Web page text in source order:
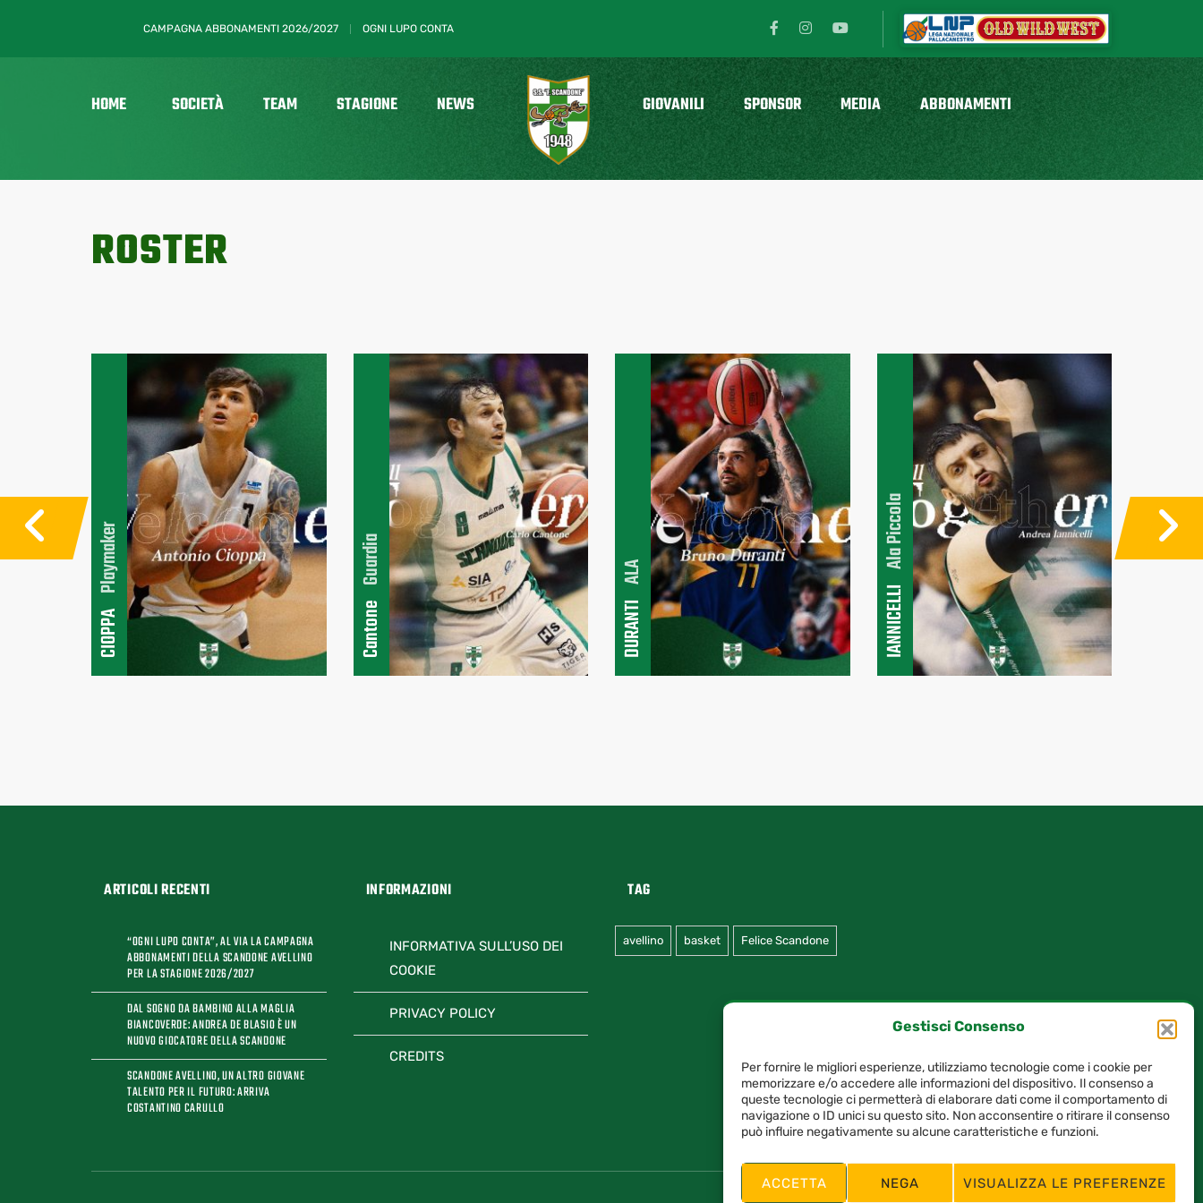
Gestisci Consenso
Per fornire le migliori esperienze, utilizziamo tecnologie come i cookie per
memorizzare e/o accedere alle informazioni del dispositivo. Il consenso a
queste tecnologie ci permetterà di elaborare dati come il comportamento di
navigazione o ID unici su questo sito. Non acconsentire o ritirare il consenso
può influire negativamente su alcune caratteristiche e funzioni.
ACCETTA NEGA VISUALIZZA LE PREFERENZE
CAMPAGNA ABBONAMENTI 2026/2027 OGNI LUPO CONTA
HOME SOCIETÀ TEAM STAGIONE NEWS GIOVANILI SPONSOR MEDIA ABBONAMENTI
ROSTER
CIOPPA
Playmaker
Cantone
Guardia
DURANTI
ALA
IANNICELLI
Ala Piccola Guardia
ARTICOLI RECENTI
“OGNI LUPO CONTA”, AL VIA LA CAMPAGNA
ABBONAMENTI DELLA SCANDONE AVELLINO
PER LA STAGIONE 2026/2027
DAL SOGNO DA BAMBINO ALLA MAGLIA
BIANCOVERDE: ANDREA DE BLASIO È UN
NUOVO GIOCATORE DELLA SCANDONE
SCANDONE AVELLINO, UN ALTRO GIOVANE
TALENTO PER IL FUTURO: ARRIVA
COSTANTINO CARULLO
INFORMAZIONI
INFORMATIVA SULL’USO DEI
COOKIE
PRIVACY POLICY
CREDITS
TAG
avellino basket Felice Scandone